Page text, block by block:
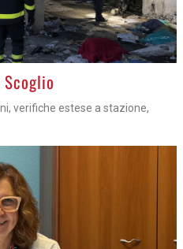
verifiche estese a stazione,